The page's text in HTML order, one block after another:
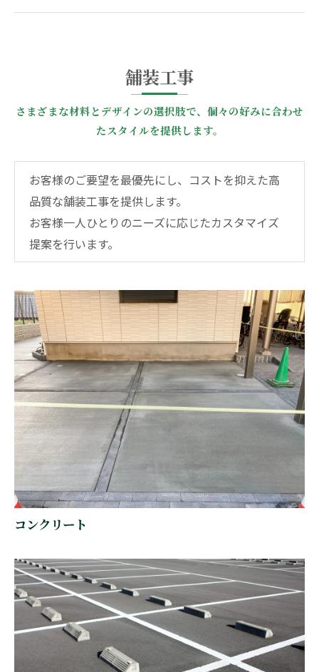
舗装工事
さまざまな材料とデザインの選択肢で、個々の好みに合わせ
たスタイルを提供します。
お客様のご要望を最優先にし、コストを抑えた高
品質な舗装工事を提供します。
お客様一人ひとりのニーズに応じたカスタマイズ
提案を行います。
コンクリート